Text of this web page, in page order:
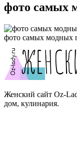
фото самых
фото самых модных
Женский сайт Oz-
дом, кулинария.